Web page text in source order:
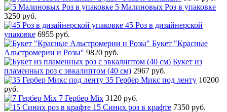
5 Малиновых Роз в упаковке
3250 руб.
45 Роз в дизайнерской
упаковке 6955 руб.
Букет "Красные
Альстромерии и Розы" 9820 руб.
Букет из
пламенных роз с эвкалиптом (40 см) 2967 руб.
35 Гербер Микс под ленту 10200
руб.
7 Гербер Mix 3120 руб.
15 Синих роз в крафте 7350 руб.